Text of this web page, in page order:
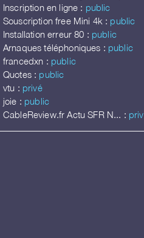
Inscription en ligne : public
Souscription free Mini 4k : public
Installation erreur 80 : public
Arnaques téléphoniques : public
francedxn : public
Quotes : public
vtu : privé
joie : public
CableReview.fr Actu SFR N... :